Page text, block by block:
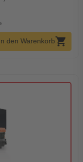
Menge
den Warenkorbshopping_cart